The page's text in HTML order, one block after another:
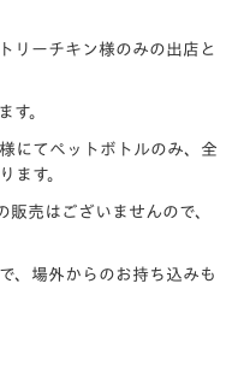
リーチキン様のみの出店と
す。
にてペットボトルのみ、全
ます。
売はございませんので、
、場外からのお持ち込みも